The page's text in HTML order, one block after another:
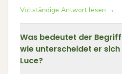
Vollständige Antwort lesen →
Was bedeutet der
wie unterscheidet er
Luce?